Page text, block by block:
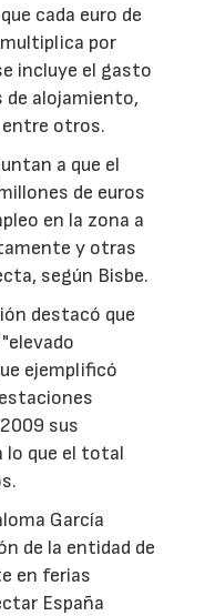
cada euro de
por
incluye el gasto
alojamiento,
otros.
a que el
de euros
en la zona a
y otras
según Bisbe.
destacó que
ejemplificó
sus
lo que el total
García
de la entidad de
en ferias
España